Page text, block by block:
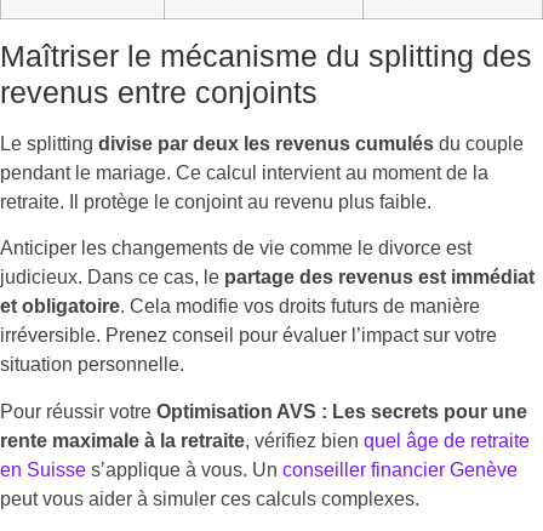
Maîtriser le mécanisme du splitting des
revenus entre conjoints
Le splitting divise par deux les revenus cumulés du couple
pendant le mariage. Ce calcul intervient au moment de la
retraite. Il protège le conjoint au revenu plus faible.
Anticiper les changements de vie comme le divorce est
judicieux. Dans ce cas, le partage des revenus est immédiat
et obligatoire. Cela modifie vos droits futurs de manière
irréversible. Prenez conseil pour évaluer l’impact sur votre
situation personnelle.
Pour réussir votre Optimisation AVS : Les secrets pour une
rente maximale à la retraite, vérifiez bien quel âge de retraite
en Suisse s’applique à vous. Un conseiller financier Genève
peut vous aider à simuler ces calculs complexes.